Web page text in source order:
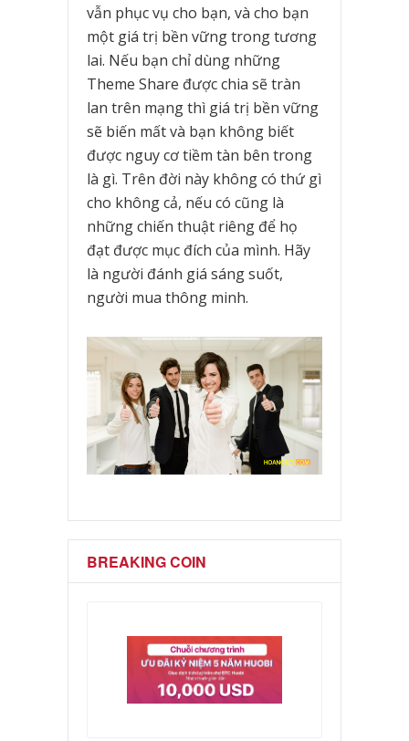
vẫn phục vụ cho bạn, và cho bạn
một giá trị bền vững trong tương
lai. Nếu bạn chỉ dùng những
Theme Share được chia sẽ tràn
lan trên mạng thì giá trị bền vững
sẽ biến mất và bạn không biết
được nguy cơ tiềm tàn bên trong
là gì. Trên đời này không có thứ gì
cho không cả, nếu có cũng là
những chiến thuật riêng để họ
đạt được mục đích của mình. Hãy
là người đánh giá sáng suốt,
người mua thông minh.
BREAKING COIN